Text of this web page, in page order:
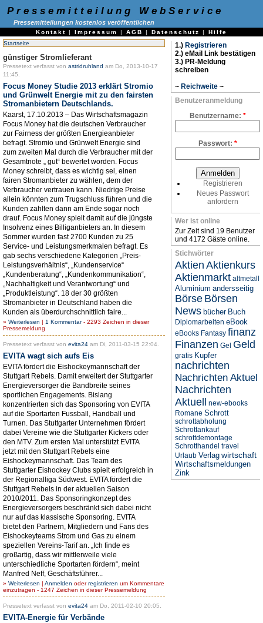
Pressemitteilung WebService
Pressemitteilungen kostenlos veröffentlichen
Kontakt | Impressum | AGB | Datenschutz | Hilfe
Startseite
günstiger Stromlieferant
Pressetext verfasst von astridruhland am Do, 2013-10-17
11:45.
Focus Money Studie 2013 erklärt Stromio
und Grünwelt Energie mit zu den fairsten
Stromanbietern Deutschlands.
Kaarst, 17.10.2013 – Das Wirtschaftsmagazin
Focus Money hat die deutschen Verbraucher
zur Fairness der größten Energieanbieter
befragt. Stromio und Grünwelt Energie sind
zum zweiten Mal durch die Verbraucher mit der
Gesamtnote „ gut“ bewertet worden. Focus
Money schreibt, dass es wichtig sei, einen
fairen Stromanbieter zu wählen, dem der
Verbraucher vertrauen kann. Niedrige Preise
allein könnten zum Trugschluss führen und die
Kunden zahlten dann am Ende sogar noch
drauf. Focus Money spielt damit auf die jüngste
Insolvenz eines Billiganbieters an. In diesem
Sommer wurden fast 2700 Kunden zu 25
Service- und Leistungsmerkmalen befragt. Es
gab sechs verschiedene Kategorien „Preis-
Leistungsverhältnis“, „Kundenservice“
„Kundenberatung“, „Kundenkommunikation“,
„Nachhaltigkeit und Verantwortung“ und
„Produktleistung“. 18 der 30 größten
Stromanbieter in Deutschland haben die
Kunden als überdurchschnittlich faire...
» Weiterlesen | 1 Kommentar- 2293 Zeichen in dieser
Pressemeldung
Pressetext verfasst von evita24 am Di, 2011-03-15 22:04.
EVITA wagt sich aufs Eis
EVITA fördert die Eishockeymannschaft der
Stuttgart Rebels. Damit erweitert der Stuttgarter
Energieversorger die Bandbreite seines
sportlichen Engagements. Bislang
konzentrierten sich das Sponsoring von EVITA
auf die Sportarten Fussball, Handball und
Turnen. Das Stuttgarter Unternehmen fördert
dabei Vereine wie die Stuttgarter Kickers oder
den MTV. Zum ersten Mal unterstützt EVITA
jetzt mit den Stuttgart Rebels eine
Eishockeymannschaft. Das Team des
Stuttgarter Eishockey Clubs spielt erfolgreich in
der Regionalliga Südwest. EVITA fördert die
Stuttgart Rebels in der aktuellen Saison
2010/2011. Das Sponsoringkonzept des
Energieversorgers beschränkt sich dabei nicht
nur auf das klassische Sponsoring. EVITA
bietet den Partnern, Mitgliedern und Fans des
Eishockeyteams Strom und Gas zu einem
speziellen Vereins-Tarif an. „Ich finde es
großartig, dass wir mittlerweile viele
unterschiedliche Sportarten fördern“, meint
Manfred Neff, Geschäftsführer...
» Weiterlesen | Anmelden oderregistrieren um Kommentare
einzutragen - 1247 Zeichen in dieser Pressemeldung
Pressetext verfasst von evita24 am Do, 2011-02-10 20:05.
EVITA-Energie für Verbände
1.) Registrieren
2.) eMail Link bestätigen
3.) PR-Meldung
schreiben
~ Reichweite ~
Benutzeranmeldung
Benutzername: *
Passwort: *
Registrieren
Neues Passwort
anfordern
Wer ist online
Zur Zeit sind 19 Benutzer
und 4172 Gäste online.
Stichwörter
Aktien Aktienkurs
Aktienmarkt altmetall
Aluminium andersseitig
Börse Börsen
News bücher Buch
Diplomarbeiten eBook
eBooks Fantasy finanz
Finanzen Gel Geld
gratis Kupfer
nachrichten
Nachrichten Aktuel
Nachrichten
Aktuell
new-ebooks
Romane Schrott
schrottabholung
Schrottankauf
schrottdemontage
Schrotthandel travel
Urlaub Verlag wirtschaft
Wirtschaftsmeldungen
Zink